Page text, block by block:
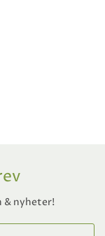
& nyheter!